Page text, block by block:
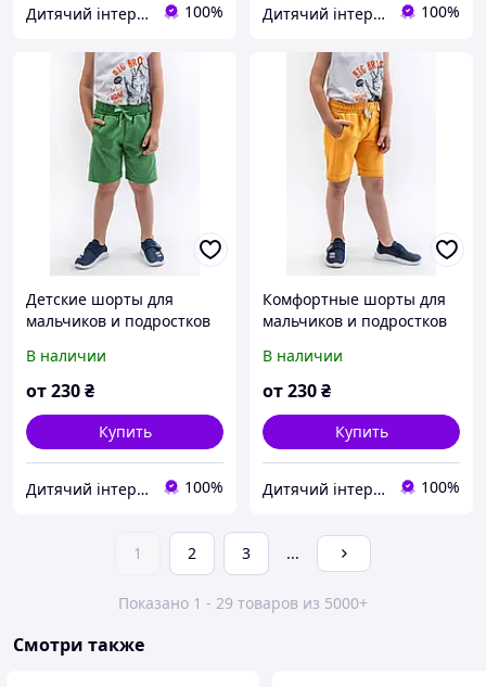
Дитячий інтернет-магазин "ЇЖАЧОК" 100% Дитячий інтернет-магазин "ЇЖАЧОК" 100%
Детские шорты для
мальчиков и подростков
В наличии
от230₴
Купить
Дитячий інтернет-магазин "ЇЖАЧОК" 100%
Комфортные шорты для
мальчиков и подростков
В наличии
от230₴
Купить
Дитячий інтернет-магазин "ЇЖАЧОК" 100%
1 2 3 ...
Показано 1 - 29 товаров из 5000+
Смотри также